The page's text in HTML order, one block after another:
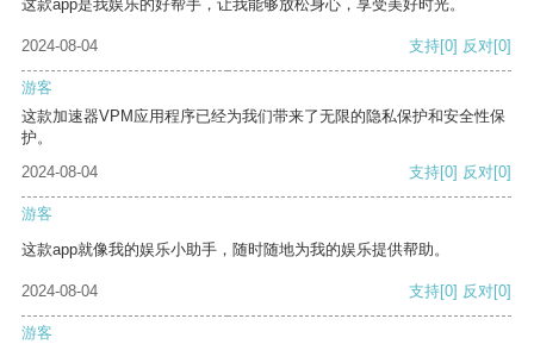
这款app是我娱乐的好帮手，让我能够放松身心，享受美好时光。
2024-08-04 支持[0] 反对[0]
游客
这款加速器VPM应用程序已经为我们带来了无限的隐私保护和安全性保
护。
2024-08-04
支持[0] 反对[0]
游客
这款app就像我的娱乐小助手，随时随地为我的娱乐提供帮助。
2024-08-04 支持[0] 反对[0]
游客